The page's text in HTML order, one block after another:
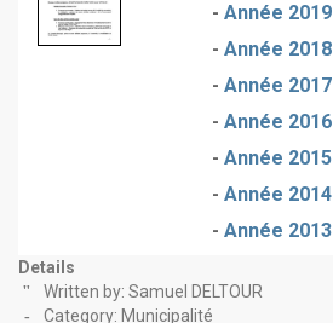
- Année 2019
- Année 2018
- Année 2017
- Année 2016
- Année 2015
- Année 2014
- Année 2013
Details
Written by: Samuel DELTOUR
Category: Municipalité